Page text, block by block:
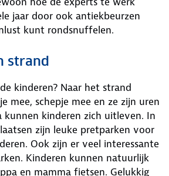
jaar door ook antiekbeurzen
kunt rondsnuffelen.
strand
kinderen? Naar het strand
mee, schepje mee en ze zijn uren
kunnen kinderen zich uitleven. In
zijn leuke pretparken voor
Ook zijn er veel interessante
Kinderen kunnen natuurlijk
en mamma fietsen. Gelukkig